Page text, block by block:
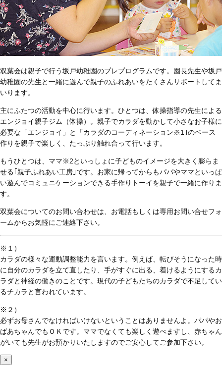
双葉会は親子で行う坂戸幼稚園のプレプログラムです。園長先生や坂戸
幼稚園の先生と一緒に遊んで親子のふれあいをたくさんサポートしてま
いります。
主にふたつの活動を中心に行います。ひとつは、体操指導の先生による
エンジョイ親子ジム（体操）。親子でカラダを動かして小さなお子様に
必要な「エンジョイ」と「カラダのコーディネーション※1 ｣のベース
作りを親子で楽しく、たっぷり触れ合って行います。
もうひとつは、ママ※2といっしょに子どものイメージを大きく膨らま
せる｢親子ふれあい工房｣です。お家に帰ってからもパパやママといっぱ
い遊んでコミュニケーションできる手作りトーイを親子で一緒に作りま
す。
双葉会についてのお問い合わせは、お電話もしくは専用お問い合せフォ
ームからお気軽にご連絡下さい。
※１）
カラダの様々な運動調整能力を言います。例えば、転びそうになった時
に自分のカラダを立て直したり、手がすぐに出る、着けるようにするカ
ラダと神経の働きのことです。現代の子どもたちのカラダで不足してい
るチカラと言われています。
※２）
必ずお母さんでなければいけないということはありませんよ。パパやお
ばあちゃんでもＯＫです。ママでなくても楽しく遊べますし、赤ちゃん
がいても先生がお預かりいたしますのでご安心してご参加下さい。
×